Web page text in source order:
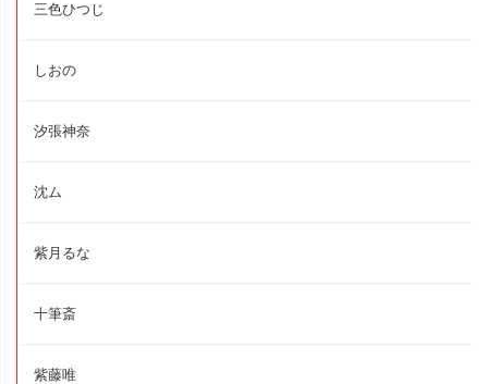
三色ひつじ
しおの
汐張神奈
沈ム
紫月るな
十筆斎
紫藤唯